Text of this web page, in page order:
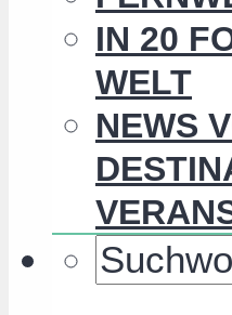
IN 20
WELT
NEWS